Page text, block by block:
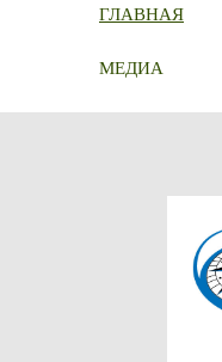
ГЛАВНАЯ
МЕДИА